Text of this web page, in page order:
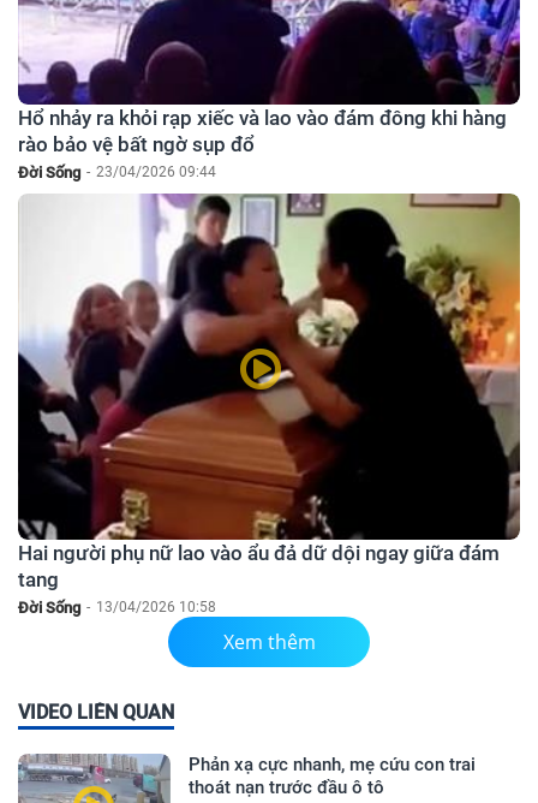
Hổ nhảy ra khỏi rạp xiếc và lao vào đám đông khi hàng
rào bảo vệ bất ngờ sụp đổ
Đời Sống - 23/04/2026 09:44
Hai người phụ nữ lao vào ẩu đả dữ dội ngay giữa đám
tang
Đời Sống - 13/04/2026 10:58
Xem thêm
VIDEO LIÊN QUAN
Phản xạ cực nhanh, mẹ cứu con trai
thoát nạn trước đầu ô tô